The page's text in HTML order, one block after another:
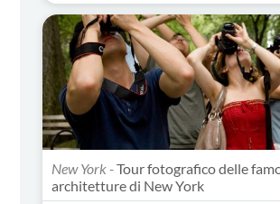
New York -Tour fotografico delle
architetture di New York